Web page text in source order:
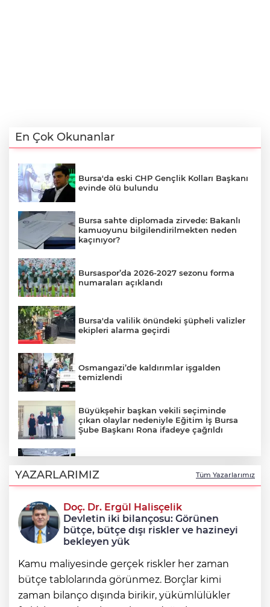
En Çok Okunanlar
Bursa'da eski CHP Gençlik Kolları Başkanı
evinde ölü bulundu
Bursa sahte diplomada zirvede: Bakanlı
kamuoyunu bilgilendirilmekten neden
kaçınıyor?
Bursaspor’da 2026-2027 sezonu forma
numaraları açıklandı
Bursa'da valilik önündeki şüpheli valizler
ekipleri alarma geçirdi
Osmangazi’de kaldırımlar işgalden
temizlendi
Büyükşehir başkan vekili seçiminde
çıkan olaylar nedeniyle Eğitim İş Bursa
Şube Başkanı Rona ifadeye çağrıldı
Şadi Özdemir, Esentepeliler’i dinledi
Nilüfer’de kaldırımlar temizlendi
YAZARLARIMIZ Tüm Yazarlarımız
Doç. Dr. Ergül Halisçelik
Devletin iki bilançosu: Görünen
bütçe, bütçe dışı riskler ve hazineyi
bekleyen yük
Kamu maliyesinde gerçek riskler her zaman
bütçe tablolarında görünmez. Borçlar kimi
zaman bilanço dışında birikir, yükümlülükler